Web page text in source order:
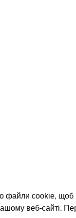
файли cookie,
веб-сайті.